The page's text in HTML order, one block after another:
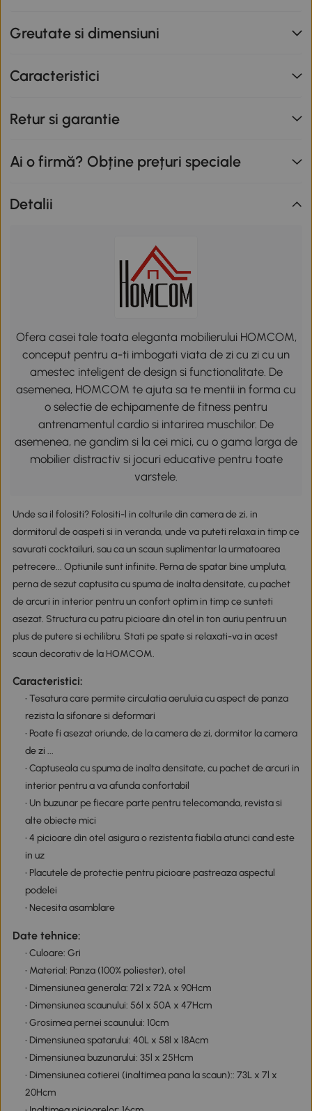
Greutate si dimensiuni
Caracteristici
Retur si garantie
Ai o firmă? Obține prețuri speciale
Detalii
Ofera casei tale toata eleganta mobilierului HOMCOM,
conceput pentru a-ti imbogati viata de zi cu zi cu un
amestec inteligent de design si functionalitate. De
asemenea, HOMCOM te ajuta sa te mentii in forma cu
o selectie de echipamente de fitness pentru
antrenamentul cardio si intarirea muschilor. De
asemenea, ne gandim si la cei mici, cu o gama larga de
mobilier distractiv si jocuri educative pentru toate
varstele.
Unde sa il folositi? Folositi-l in colturile din camera de zi, in
dormitorul de oaspeti si in veranda, unde va puteti relaxa in timp ce
savurati cocktailuri, sau ca un scaun suplimentar la urmatoarea
petrecere... Optiunile sunt infinite. Perna de spatar bine umpluta,
perna de sezut captusita cu spuma de inalta densitate, cu pachet
de arcuri in interior pentru un confort optim in timp ce sunteti
asezat. Structura cu patru picioare din otel in ton auriu pentru un
plus de putere si echilibru. Stati pe spate si relaxati-va in acest
scaun decorativ de la HOMCOM.
Caracteristici:
• Tesatura care permite circulatia aeruluia cu aspect de panza
rezista la sifonare si deformari
• Poate fi asezat oriunde, de la camera de zi, dormitor la camera
de zi ...
• Captuseala cu spuma de inalta densitate, cu pachet de arcuri in
interior pentru a va afunda confortabil
• Un buzunar pe fiecare parte pentru telecomanda, revista si
alte obiecte mici
• 4 picioare din otel asigura o rezistenta fiabila atunci cand este
in uz
• Placutele de protectie pentru picioare pastreaza aspectul
podelei
• Necesita asamblare
Date tehnice:
• Culoare: Gri
• Material: Panza (100% poliester), otel
• Dimensiunea generala: 72l x 72A x 90Hcm
• Dimensiunea scaunului: 56l x 50A x 47Hcm
• Grosimea pernei scaunului: 10cm
• Dimensiunea spatarului: 40L x 58l x 18Acm
• Dimensiunea buzunarului: 35l x 25Hcm
• Dimensiunea cotierei (inaltimea pana la scaun):: 73L x 7l x
20Hcm